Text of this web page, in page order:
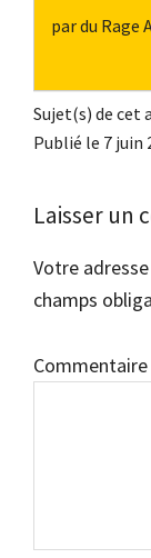
par du Rage
Sujet(s) de cet
Publié le 7 juin
lecteur
Laisser un
Votre
champs
Commentaire